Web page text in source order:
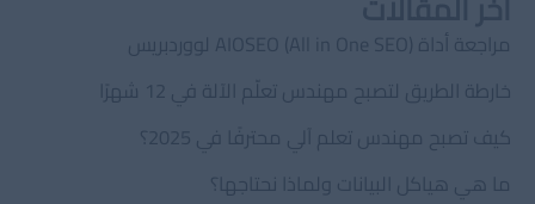
مراجعة أداة AIOSEO (All in One SEO) لووردبريس
خارطة الطريق لتصبح مهندس تعلّم الآلة في 12 شهرًا
كيف تصبح مهندس تعلم آلي محترفًا في 2025؟
ما هي هياكل البيانات ولماذا نحتاجها؟